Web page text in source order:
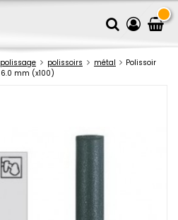
polissoirs métal
Polissoir
mm (x100)